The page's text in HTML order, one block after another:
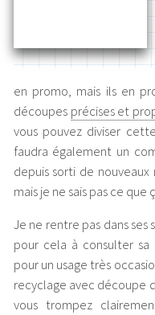
en promo, mais ils en
découpes précises et
vous pouvez diviser
faudra également un
depuis sorti de
mais je ne sais pas ce que
Je ne rentre pas dans
pour cela à consulter sa
pour un usage très
recyclage avec découpe
vous trompez